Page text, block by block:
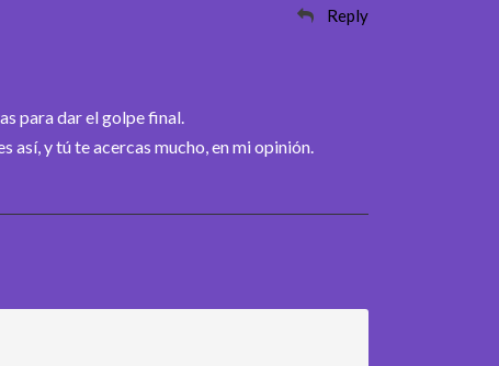
Reply
para dar el golpe final.
así, y tú te acercas mucho, en mi opinión.